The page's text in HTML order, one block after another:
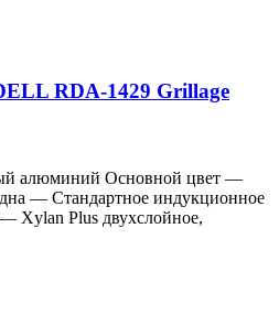
RDA-1429 Grillage
алюминий Основной цвет —
— Стандартное индукционное
Xylan Plus двухслойное,